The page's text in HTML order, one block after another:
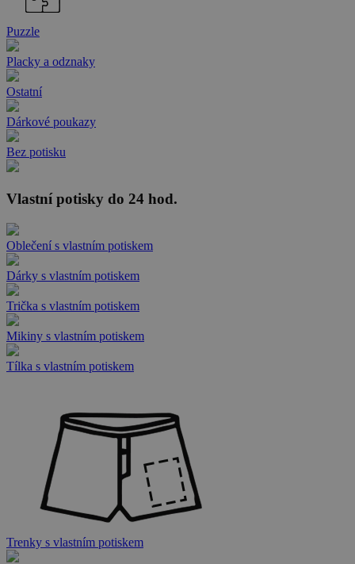
Puzzle
Placky a odznaky
Ostatní
Dárkové poukazy
Bez potisku
Vlastní potisky do 24 hod.
Oblečení s vlastním potiskem
Dárky s vlastním potiskem
Trička s vlastním potiskem
Mikiny s vlastním potiskem
Tílka s vlastním potiskem
Trenky s vlastním potiskem